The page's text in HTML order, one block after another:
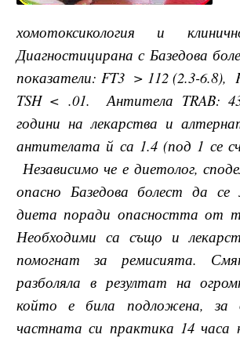
хомотоксикология и
Диагностицирана с Базедова
показатели: FT3 > 112 (2.3-6.8),
TSH < .01. Антитела TRAB:
години на лекарства и
антителата й са 1.4 (под 1 се
Независимо че е диетолог,
опасно Базедова болест да се
диета поради опасността от
Необходими са също и
помогнат за ремисията.
разболяла в резултат на
който е била подложена, за
частната си практика 14 часа